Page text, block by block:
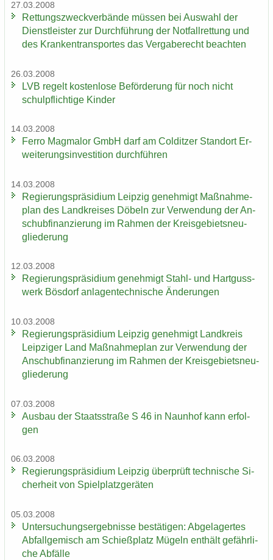
27.03.2008
Ret­tungs­zweck­ver­bän­de müs­sen bei Aus­wahl der
Dienst­leis­ter zur Durch­füh­rung der Not­fall­ret­tung und
des Kran­ken­trans­por­tes das Ver­ga­be­recht be­ach­ten
26.03.2008
LVB re­gelt kos­ten­lo­se Be­för­de­rung für noch nicht
schul­pflich­ti­ge Kin­der
14.03.2008
Ferro Mag­ma­lor GmbH darf am Col­dit­zer Stand­ort Er­
wei­te­rungs­in­ves­ti­ti­on durch­füh­ren
14.03.2008
Re­gie­rungs­prä­si­di­um Leip­zig ge­neh­migt Maß­nah­me­
plan des Land­krei­ses Dö­beln zur Ver­wen­dung der An­
schub­fi­nan­zie­rung im Rah­men der Kreis­ge­biets­neu­
glie­de­rung
12.03.2008
Re­gie­rungs­prä­si­di­um ge­neh­migt Stahl-​ und Hart­guss­
werk Bös­dorf an­la­gen­tech­ni­sche Än­de­run­gen
10.03.2008
Re­gie­rungs­prä­si­di­um Leip­zig ge­neh­migt Land­kreis
Leip­zi­ger Land Maß­nah­me­plan zur Ver­wen­dung der
An­schub­fi­nan­zie­rung im Rah­men der Kreis­ge­biets­neu­
glie­de­rung
07.03.2008
Aus­bau der Staats­stra­ße S 46 in Naun­hof kann er­fol­
gen
06.03.2008
Re­gie­rungs­prä­si­di­um Leip­zig über­prüft tech­ni­sche Si­
cher­heit von Spiel­platz­ge­rä­ten
05.03.2008
Un­ter­su­chungs­er­geb­nis­se be­stä­ti­gen: Ab­ge­la­ger­tes
Ab­fall­ge­misch am Schieß­platz Mü­geln ent­hält ge­fähr­li­
che Ab­fäl­le